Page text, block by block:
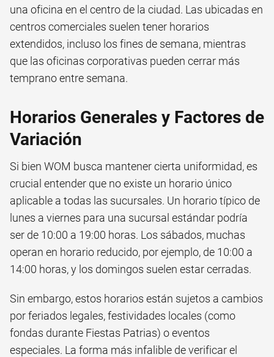
una oficina en el centro de la ciudad. Las ubicadas en
centros comerciales suelen tener horarios
extendidos, incluso los fines de semana, mientras
que las oficinas corporativas pueden cerrar más
temprano entre semana.
Horarios Generales y Factores de
Variación
Si bien WOM busca mantener cierta uniformidad, es
crucial entender que no existe un horario único
aplicable a todas las sucursales. Un horario típico de
lunes a viernes para una sucursal estándar podría
ser de 10:00 a 19:00 horas. Los sábados, muchas
operan en horario reducido, por ejemplo, de 10:00 a
14:00 horas, y los domingos suelen estar cerradas.
Sin embargo, estos horarios están sujetos a cambios
por feriados legales, festividades locales (como
fondas durante Fiestas Patrias) o eventos
especiales. La forma más infalible de verificar el